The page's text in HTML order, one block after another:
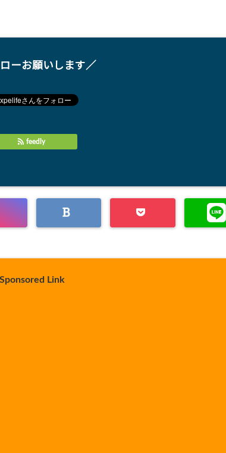
ーお願いします／
feedly
Sponsored Link